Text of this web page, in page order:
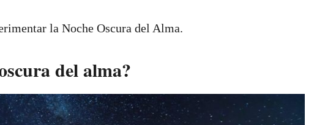
la Noche Oscura del Alma.
del alma?